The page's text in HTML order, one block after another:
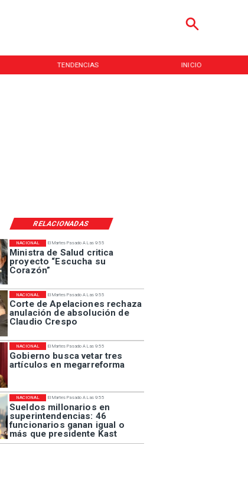
TENDENCIAS INICIO
RELACIONADAS
El Martes Pasado A Las 9:55
Ministra de Salud critica
proyecto “Escucha su
Corazón”
NACIONAL
El Martes Pasado A Las 9:55
Corte de Apelaciones rechaza
anulación de absolución de
Claudio Crespo
NACIONAL
El Martes Pasado A Las 9:55
Gobierno busca vetar tres
artículos en megarreforma
NACIONAL
El Martes Pasado A Las 9:55
Sueldos millonarios en
superintendencias: 46
funcionarios ganan igual o
más que presidente Kast
NACIONAL